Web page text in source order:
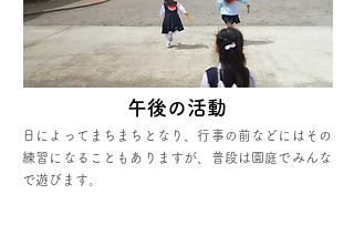
午後の活動
日によってまちまちとなり、行事の前などにはその
練習になることもありますが、普段は園庭でみんな
で遊びます。